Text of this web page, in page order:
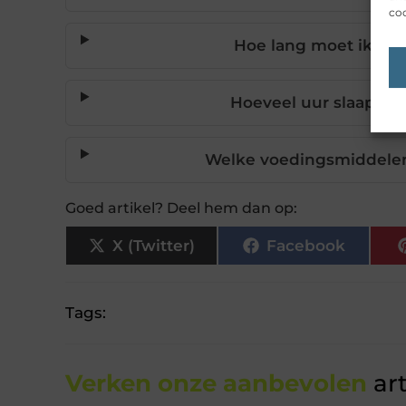
Hoe lang moet ik
Hoeveel uur slaap is
Welke
Goed artikel? Deel hem dan op:
X (Twitter) Facebook
Tags:
Verken onze aanbevolen